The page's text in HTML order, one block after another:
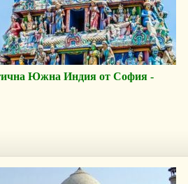
Южна Индия от София -